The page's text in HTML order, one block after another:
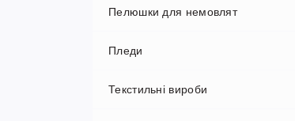
Пелюшки для немовлят
Бавовняні пелюшки
Муслинові пелюшки
Пледи
В'язані пледи
Текстильні вироби